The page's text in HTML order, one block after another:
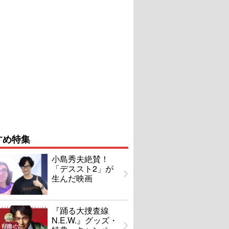
特集
小島秀夫絶賛！
「デススト2」が
生んだ映画
『踊る大捜査線
N.E.W.』グッズ・